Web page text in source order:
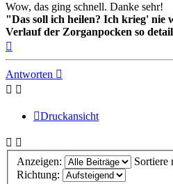
Wow, das ging schnell. Danke sehr!
"Das soll ich heilen? Ich krieg' nie
Verlauf der Zorganpocken so
Antworten
Druckansicht
Anzeigen:
Sortiere
Richtung: